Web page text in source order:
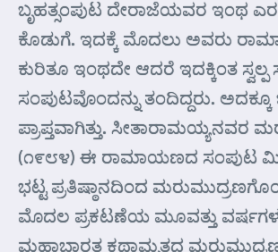
ಬೃಹತ್ಸಂಪುಟ ದೇರಾಜೆಯವರ ಇಂಥ
ಕೊಡುಗೆ. ಇದಕ್ಕೆ ಮೊದಲು ಅವರು
ಕುರಿತೂ ಇಂಥದೇ ಆದರೆ ಇದಕ್ಕಿಂತ ಸ್ವಲ್ಪ
ಸಂಪುಟವೊಂದನ್ನು ತಂದಿದ್ದರು.
ಪ್ರಾಪ್ತವಾಗಿತ್ತು. ಸೀತಾರಾಮಯ್ಯನವರ
(೧೯೮೪) ಈ ರಾಮಾಯಣದ ಸಂಪುಟ
ಭಟ್ಟ ಪ್ರತಿಷ್ಠಾನದಿಂದ
ಮೊದಲ ಪ್ರಕಟಣೆಯ ಮೂವತ್ತು
ಮಹಾಭಾರತ ಕಥಾಮೃತದ